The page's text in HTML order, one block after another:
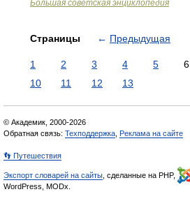
Большая советская энциклопедия
Страницы ← Предыдущая
1 2 3 4 5 6
10
11 12 13
© Академик, 2000-2026
Обратная связь: Техподдержка Реклама на сайте
👣 Путешествия
Экспорт словарей на сайты , сделанные на PHP,
WordPress, MODx.